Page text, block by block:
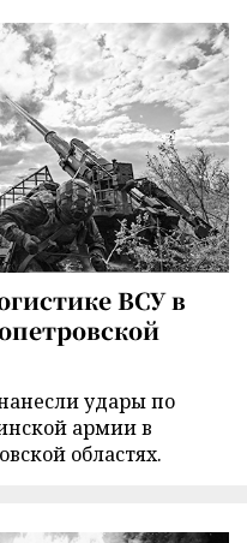
ВСУ в
удары по
армии в
областях.